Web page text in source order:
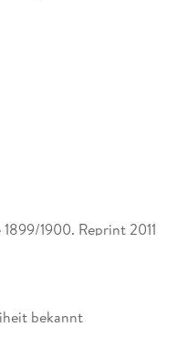
1900. Reprint 2011
bekannt